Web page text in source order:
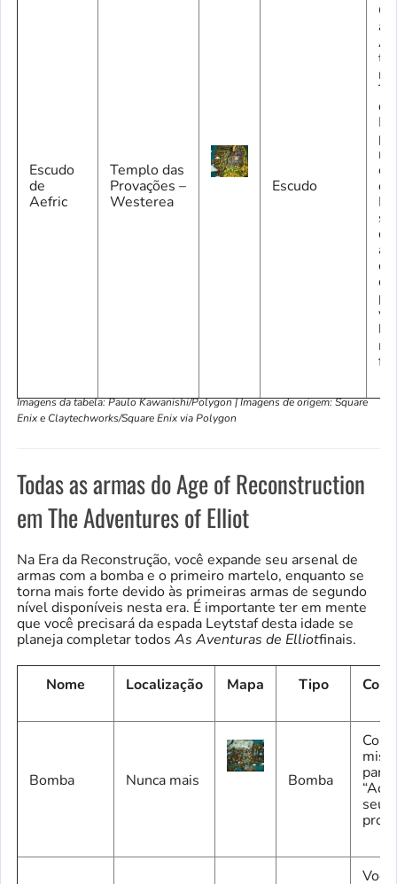
Escudo
de
Aefric
Templo das
Provações –
Westerea
Escudo
a
só
Imagens da tabela: Paulo Kawanishi/Polygon | Imagens de origem: Square
Enix e Claytechworks/Square Enix via Polygon
Todas as armas do Age of Reconstruction
em The Adventures of Elliot
Na Era da Reconstrução, você expande seu arsenal de
armas com a bomba e o primeiro martelo, enquanto se
torna mais forte devido às primeiras armas de segundo
nível disponíveis nesta era. É importante ter em mente
que você precisará da espada Leytstaf desta idade se
planeja completar todos As Aventuras de Elliotfinais.
Nome Localização Mapa Tipo
Bomba Nunca mais Bomba
seus
Você